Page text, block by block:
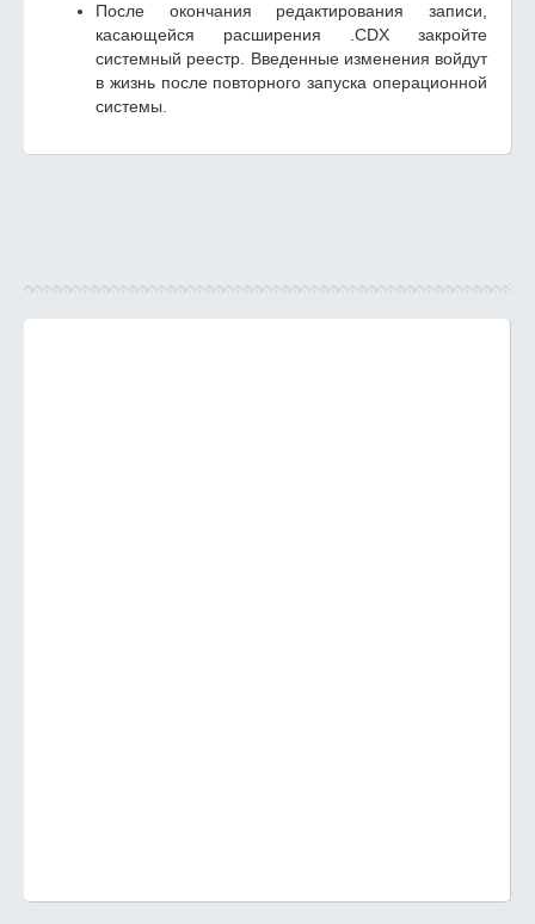
После окончания редактирования записи,
касающейся расширения .CDX закройте
системный реестр. Введенные изменения войдут
в жизнь после повторного запуска операционной
системы.